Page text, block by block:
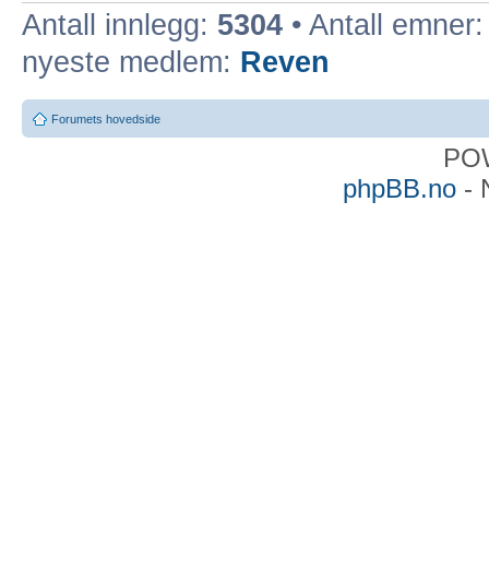
Antall innlegg: 5304 • Antall
nyeste medlem: Reven
Forumets hovedside
phpBB.no-